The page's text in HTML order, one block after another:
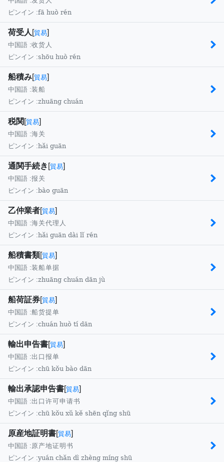
ピンイン :fā huò rén
荷受人 [貿易]
中国語 :收货人
ピンイン :shōu huò rén
船積み[貿易]
中国語 :装船
ピンイン :zhuāng chuán
税関 [貿易]
中国語 :海关
ピンイン :hǎi guān
通関手続き [貿易]
中国語 :报关
ピンイン :bào guān
乙仲業者[貿易]
中国語 :海关代理人
ピンイン :hǎi guān dài lǐ rén
船積書類[貿易]
中国語 :装船单据
ピンイン :zhuāng chuán dān jù
船荷証券[貿易]
中国語 :船货提单
ピンイン :chuán huò tí dān
輸出申告書[貿易]
中国語 :出口报单
ピンイン :chū kǒu bào dān
輸出承認申告書[貿易]
中国語 :出口许可申请书
ピンイン :chū kǒu xǔ kě shēn qǐng shū
原産地証明書[貿易]
中国語 :原产地证明书
ピンイン :yuán chǎn dì zhèng míng shū